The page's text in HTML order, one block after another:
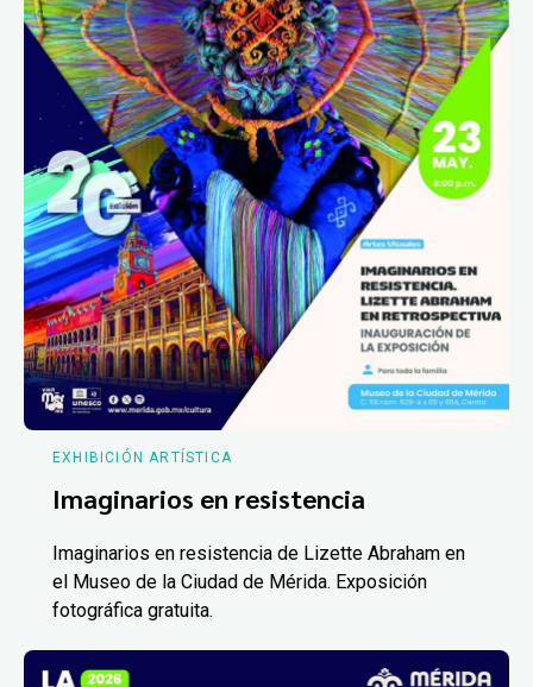
EXHIBICIÓN ARTÍSTICA
Imaginarios en resistencia
Imaginarios en resistencia de Lizette Abraham en
el Museo de la Ciudad de Mérida. Exposición
fotográfica gratuita.